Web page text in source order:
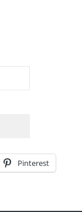
Pinterest